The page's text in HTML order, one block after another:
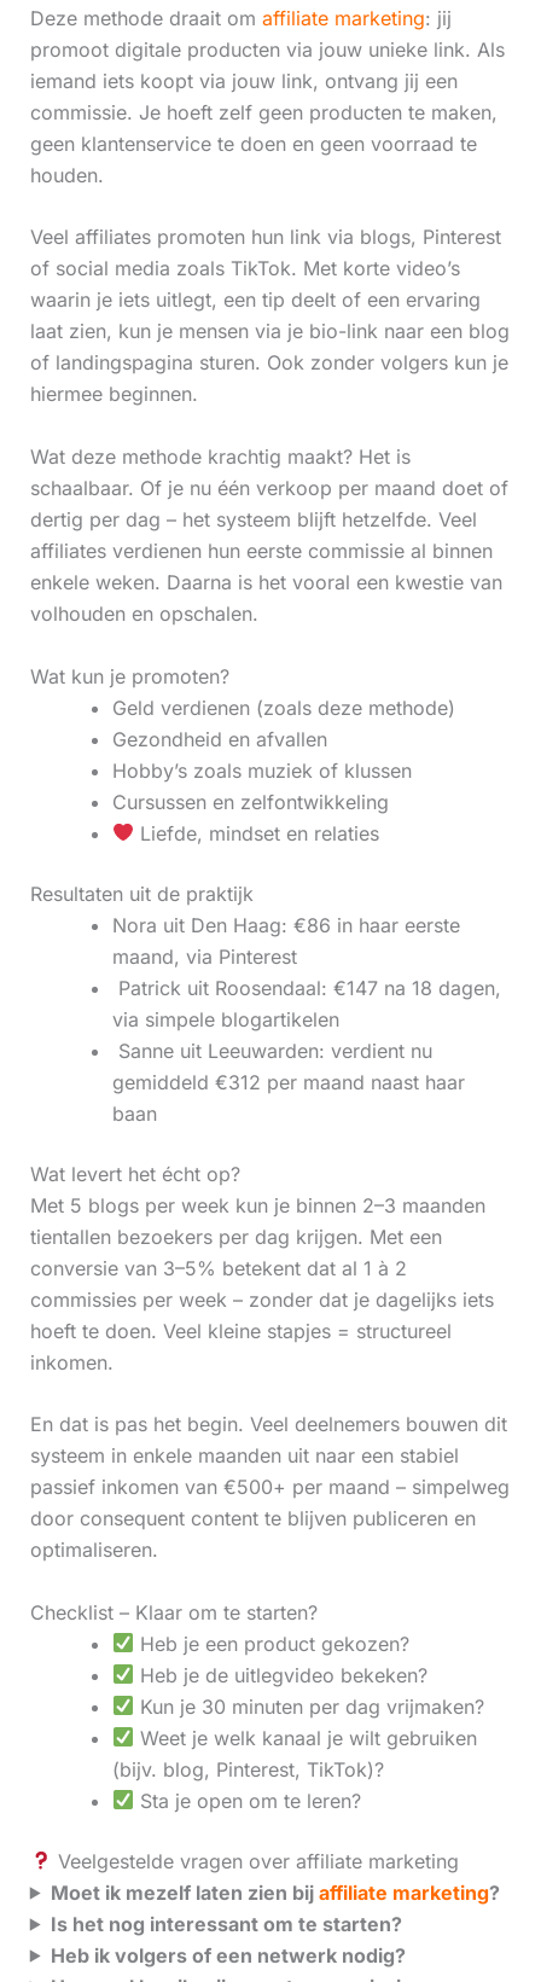
Deze methode draait om affiliate marketing: jij
promoot digitale producten via jouw unieke link. Als
iemand iets koopt via jouw link, ontvang jij een
commissie. Je hoeft zelf geen producten te maken,
geen klantenservice te doen en geen voorraad te
houden.
Veel affiliates promoten hun link via blogs, Pinterest
of social media zoals TikTok. Met korte video’s
waarin je iets uitlegt, een tip deelt of een ervaring
laat zien, kun je mensen via je bio-link naar een blog
of landingspagina sturen. Ook zonder volgers kun je
hiermee beginnen.
Wat deze methode krachtig maakt? Het is
schaalbaar. Of je nu één verkoop per maand doet of
dertig per dag – het systeem blijft hetzelfde. Veel
affiliates verdienen hun eerste commissie al binnen
enkele weken. Daarna is het vooral een kwestie van
volhouden en opschalen.
Wat kun je promoten?
Geld verdienen (zoals deze methode)
Gezondheid en afvallen
Hobby’s zoals muziek of klussen
Cursussen en zelfontwikkeling
Liefde, mindset en relaties
Resultaten uit de praktijk
Nora uit Den Haag: €86 in haar eerste
maand, via Pinterest
‍ Patrick uit Roosendaal: €147 na 18 dagen,
via simpele blogartikelen
‍ Sanne uit Leeuwarden: verdient nu
gemiddeld €312 per maand naast haar
baan
Wat levert het écht op?
Met 5 blogs per week kun je binnen 2–3 maanden
tientallen bezoekers per dag krijgen. Met een
conversie van 3–5% betekent dat al 1 à 2
commissies per week – zonder dat je dagelijks iets
hoeft te doen. Veel kleine stapjes = structureel
inkomen.
En dat is pas het begin. Veel deelnemers bouwen dit
systeem in enkele maanden uit naar een stabiel
passief inkomen van €500+ per maand – simpelweg
door consequent content te blijven publiceren en
optimaliseren.
Checklist – Klaar om te starten?
Heb je een product gekozen?
Heb je de uitlegvideo bekeken?
Kun je 30 minuten per dag vrijmaken?
Weet je welk kanaal je wilt gebruiken
(bijv. blog, Pinterest, TikTok)?
Sta je open om te leren?
Veelgestelde vragen over affiliate marketing
Moet ik mezelf laten zien bij affiliate marketing?
Is het nog interessant om te starten?
Heb ik volgers of een netwerk nodig?